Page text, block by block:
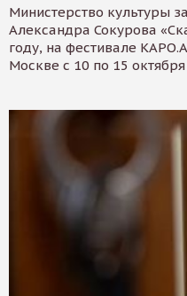
Министерство культуры
Александра Сокурова
году, на фестивале
Москве с 10 по 15 октября